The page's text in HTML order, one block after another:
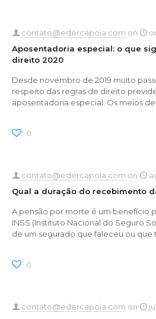
contato@edercapoia.com on
Aposentadoria especial: o que
direito 2020
Desde novembro de 2019 muito
respeito das regras de direito
aposentadoria especial. Os meios
0
contato@edercapoia.com on
Qual a duração do recebimento
A pensão por morte é um benefício
INSS (Instituto Nacional do Seguro
de um segurado que faleceu ou que
0
contato@edercapoia.com on